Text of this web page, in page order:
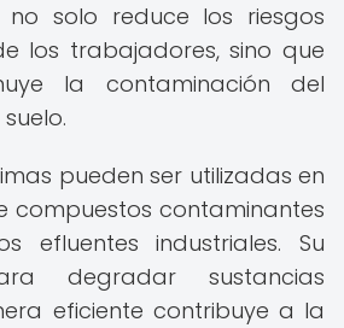
no solo reduce los riesgos
los trabajadores, sino que
la contaminación del
pueden ser utilizadas en
compuestos contaminantes
efluentes industriales. Su
degradar sustancias
eficiente contribuye a la